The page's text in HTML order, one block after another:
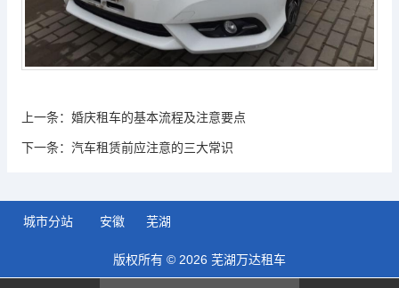
上一条： 婚庆租车的基本流程及注意要点
下一条： 汽车租赁前应注意的三大常识
城市分站 安徽 芜湖
版权所有 © 2026 芜湖万达租车